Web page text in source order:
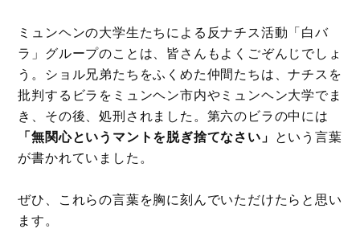
ミュンヘンの大学生たちによる反ナチス活動「白バ
ラ」グループのことは、皆さんもよくごぞんじでしょ
う。ショル兄弟たちをふくめた仲間たちは、ナチスを
批判するビラをミュンヘン市内やミュンヘン大学でま
き、その後、処刑されました。第六のビラの中には
「無関心というマントを脱ぎ捨てなさい」 という言葉
が書かれていました。
ぜひ、これらの言葉を胸に刻んでいただけたらと思い
ます。